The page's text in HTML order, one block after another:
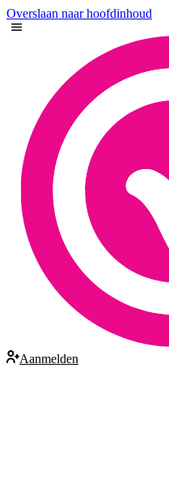
Overslaan naar hoofdinhoud
Aanmelden